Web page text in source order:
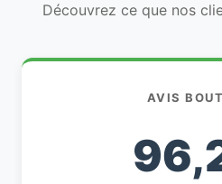
Découvrez ce que nos
AVIS